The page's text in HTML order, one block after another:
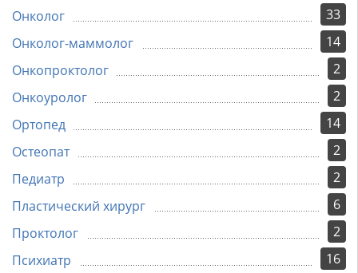
33
Онколог
14
Онколог-маммолог
2
Онкопроктолог
2
Онкоуролог
14
Ортопед
2
Остеопат
2
Педиатр
6
Пластический хирург
2
Проктолог
16
Психиатр